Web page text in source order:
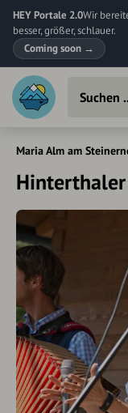
HEY Portale 2.0Wir
besser, größer, schlauer.
Coming soon →
Maria Alm am